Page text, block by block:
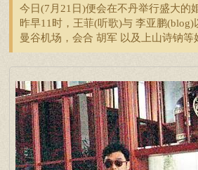
今日(7月21日)便会在不丹举行盛大的
昨早11时，王菲(听歌)与 李亚鹏
曼谷机场，会合 胡军 以及上山诗钠等